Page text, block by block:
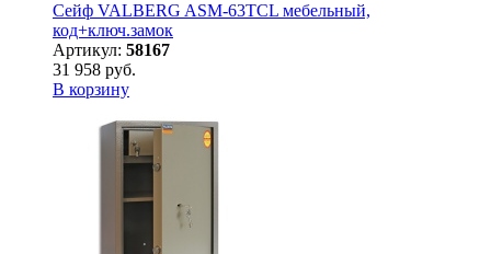
Сейф VALBERG ASM-63TCL мебельный,
код+ключ.замок
Артикул: 58167
31 958 руб.
В корзину